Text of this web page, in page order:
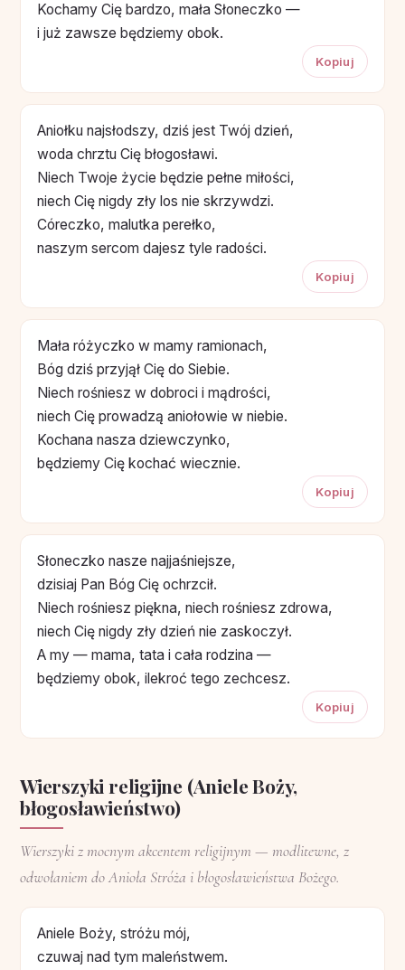
Kochamy Cię bardzo, mała Słoneczko —
i już zawsze będziemy obok.
Kopiuj
Aniołku najsłodszy, dziś jest Twój dzień,
woda chrztu Cię błogosławi.
Niech Twoje życie będzie pełne miłości,
niech Cię nigdy zły los nie skrzywdzi.
Córeczko, malutka perełko,
naszym sercom dajesz tyle radości.
Kopiuj
Mała różyczko w mamy ramionach,
Bóg dziś przyjął Cię do Siebie.
Niech rośniesz w dobroci i mądrości,
niech Cię prowadzą aniołowie w niebie.
Kochana nasza dziewczynko,
będziemy Cię kochać wiecznie.
Kopiuj
Słoneczko nasze najjaśniejsze,
dzisiaj Pan Bóg Cię ochrzcił.
Niech rośniesz piękna, niech rośniesz zdrowa,
niech Cię nigdy zły dzień nie zaskoczył.
A my — mama, tata i cała rodzina —
będziemy obok, ilekroć tego zechcesz.
Kopiuj
Wierszyki religijne (Aniele Boży,
błogosławieństwo)
Wierszyki z mocnym akcentem religijnym — modlitewne, z
odwołaniem do Anioła Stróża i błogosławieństwa Bożego.
Aniele Boży, stróżu mój,
czuwaj nad tym maleństwem.